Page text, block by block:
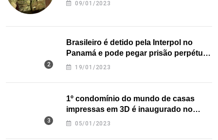
09/01/2023
Brasileiro é detido pela Interpol no
Panamá e pode pegar prisão perpétua
nos EUA
19/01/2023
1º condomínio do mundo de casas
impressas em 3D é inaugurado no
Texas
05/01/2023